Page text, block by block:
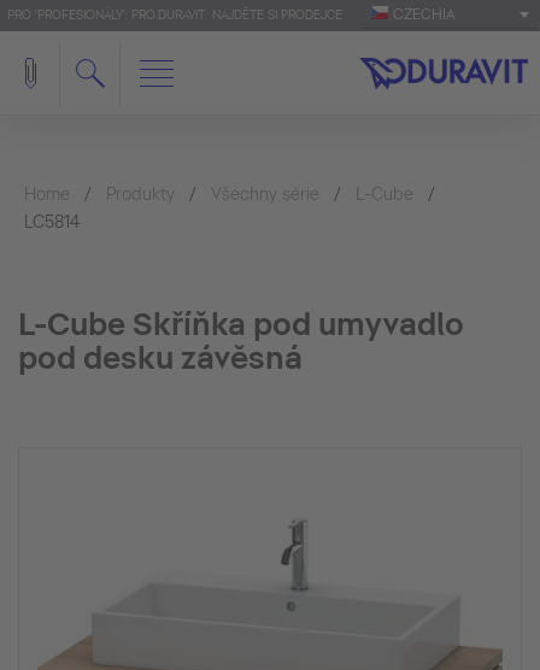
PRO 'PROFESIONÁLY': PRO.DURAVIT NAJDĚTE SI PRODEJCE CZECHIA
Home Produkty Všechny série
L-Cube
LC5814
L-Cube Skříňka pod umyvadlo
pod desku závěsná